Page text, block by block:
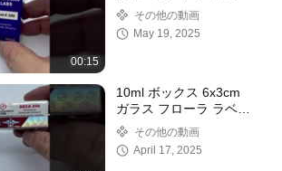
00:15
ル 輝く漆器 方形 鋭い任
意の形
その他の動画
May 19, 2025
10ml ボックス 6x3cm
ガラス フローラ ラベル
薬剤 研究所用
その他の動画
April 17, 2025